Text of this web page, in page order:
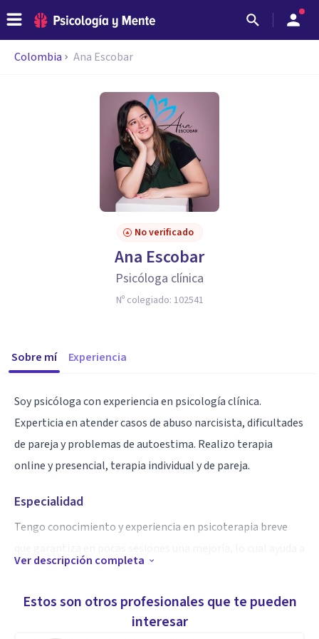
Colombia Ana Escobar
No verificado
Ana Escobar
Psicóloga clínica
Nº colegiado: 102541
Sobre mí Experiencia
Soy psicóloga con experiencia en psicología clínica.
Experticia en atender casos de abuso narcisista, dificultades
de pareja y problemas de autoestima. Realizo terapia
online y presencial, terapia individual y de pareja.
Especialidad
Tengo conocimiento y experiencia en psicoterapia breve
un ahorro en sesiones de psicoterapia para el paciente.
logoterapia y arteterapia gestalt para realizar las terapias
Ver descripción completa
Estos son otros profesionales que te pueden
interesar